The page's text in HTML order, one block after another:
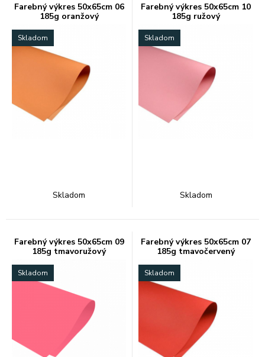
Farebný výkres 50x65cm 06
185g oranžový
Skladom
Skladom
Farebný výkres 50x65cm 10
185g ružový
Skladom
Skladom
Farebný výkres 50x65cm 09
185g tmavoružový
Skladom
Farebný výkres 50x65cm 07
185g tmavočervený
Skladom